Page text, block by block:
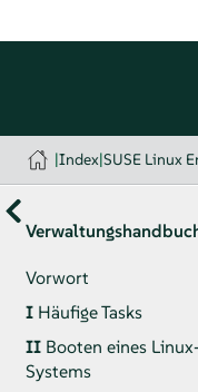
|Index|SUSE Linux
Vorwort
I Häufige Tasks
II Booten eines
Systems